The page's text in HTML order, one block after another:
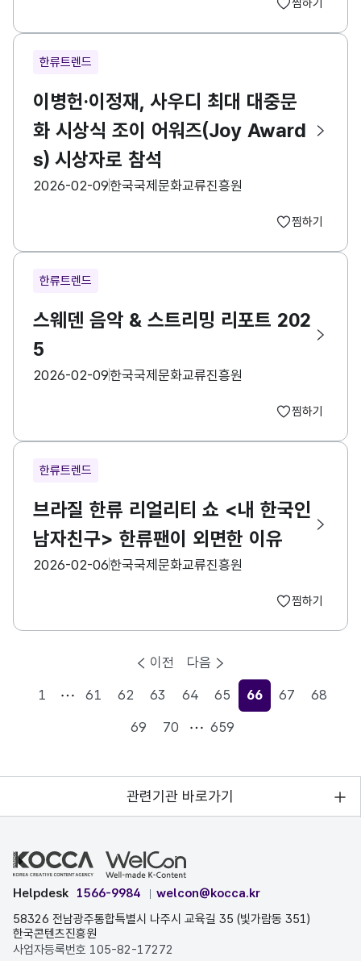
한류트렌드
이병헌·이정재, 사우디 최대 대중문
화 시상식 조이 어워즈(Joy Award
s) 시상자로 참석
등록일
2026-02-09수집기관한국국제문화교류진흥원
찜하기
한류트렌드
스웨덴 음악 & 스트리밍 리포트 202
5
등록일
2026-02-09수집기관한국국제문화교류진흥원
찜하기
한류트렌드
브라질 한류 리얼리티 쇼 <내 한국인
남자친구> 한류팬이 외면한 이유
등록일
2026-02-06수집기관한국국제문화교류진흥원
찜하기
이전
1
61 62 63 64 65
현재페이지
66 67
68
69
70 659
다음
관련기관 바로가기
Helpdesk 1566-9984
welcon@kocca.kr
58326 전남광주통합특별시 나주시 교육길 35 (빛가람동 351)
한국콘텐츠진흥원
사업자등록번호 105-82-17272